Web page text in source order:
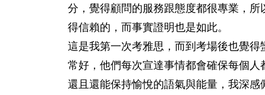
分，覺得顧問的服務跟態度都很專業，
得信賴的，而事實證明也是如此。
這是我第一次考雅思，而到考場後也覺
常好，他們每次宣達事情都會確保每個
還且還能保持愉悅的語氣與能量，我深感